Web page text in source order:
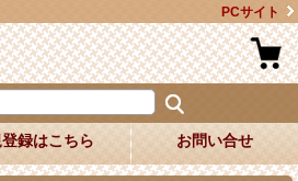
PCサイト
録はこちら お問い合せ